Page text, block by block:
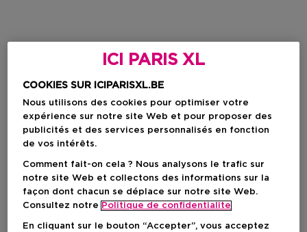
ICI PARIS XL
COOKIES SUR ICIPARISXL.BE
Nous utilisons des cookies pour optimiser votre
expérience sur notre site Web et pour proposer des
publicités et des services personnalisés en fonction
de vos intérêts.
Comment fait-on cela ? Nous analysons le trafic sur
notre site Web et collectons des informations sur la
façon dont chacun se déplace sur notre site Web.
Consultez notre Politique de confidentialite
En cliquant sur le bouton “Accepter”, vous acceptez